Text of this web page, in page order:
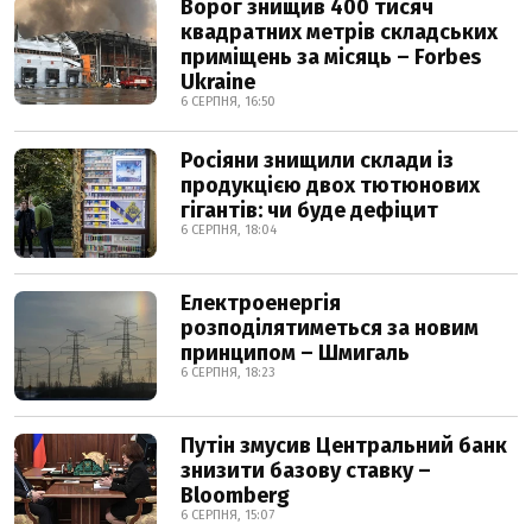
Ворог знищив 400 тисяч
квадратних метрів складських
приміщень за місяць – Forbes
Ukraine
6 СЕРПНЯ, 16:50
Росіяни знищили склади із
продукцією двох тютюнових
гігантів: чи буде дефіцит
6 СЕРПНЯ, 18:04
Електроенергія
розподілятиметься за новим
принципом – Шмигаль
6 СЕРПНЯ, 18:23
Путін змусив Центральний банк
знизити базову ставку –
Bloomberg
6 СЕРПНЯ, 15:07